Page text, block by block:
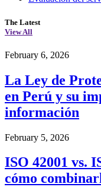
The Latest
View All
February 6, 2026
La Ley de
en Perú y su
información
February 5, 2026
ISO 42001 vs.
cómo